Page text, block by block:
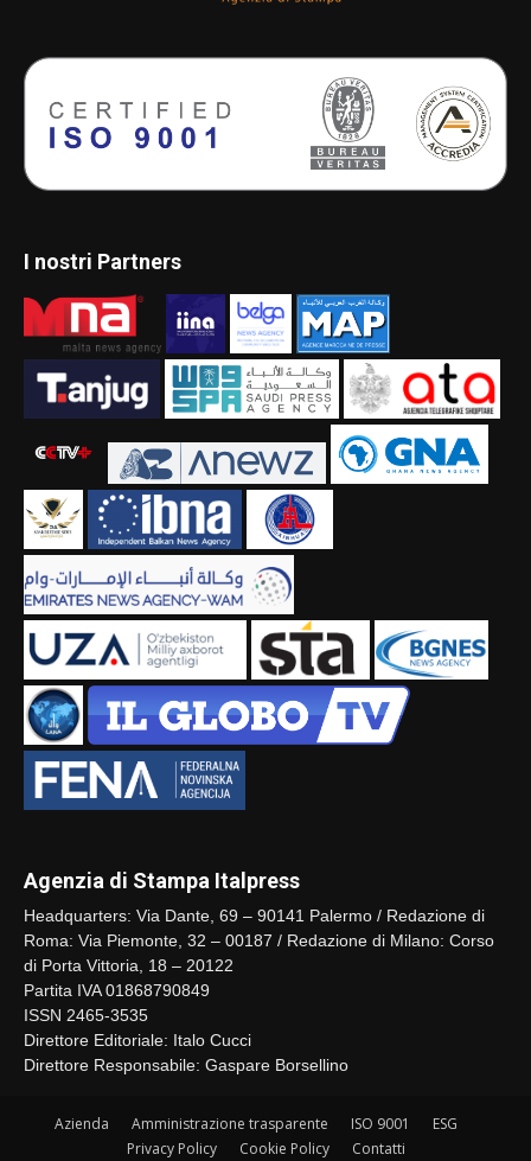
I nostri Partners
Agenzia di Stampa Italpress
Headquarters: Via Dante, 69 – 90141 Palermo / Redazione di
Roma: Via Piemonte, 32 – 00187 / Redazione di Milano: Corso
di Porta Vittoria, 18 – 20122
Partita IVA 01868790849
ISSN 2465-3535
Direttore Editoriale: Italo Cucci
Direttore Responsabile: Gaspare Borsellino
Azienda Amministrazione trasparente ISO 9001
ESG
Privacy Policy
Cookie Policy Contatti